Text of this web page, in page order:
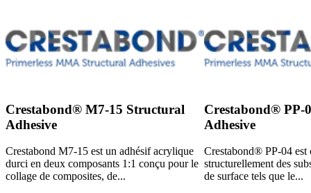
Crestabond® M7-15 Structural
Adhesive
Crestabond M7-15 est un adhésif acrylique
durci en deux composants 1:1 conçu pour le
collage de composites, de...
Crestabond® PP-
Adhesive
Crestabond® PP-04
structurellement des
de surface tels que le...